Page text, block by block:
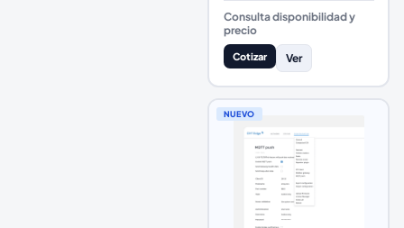
Consulta disponibilidad y
precio
Cotizar Ver
NUEVO